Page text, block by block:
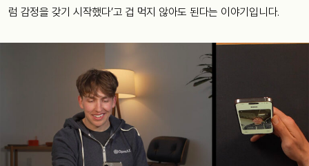
럼 감정을 갖기 시작했다’고 겁 먹지 않아도 된다는 이야기입니다.